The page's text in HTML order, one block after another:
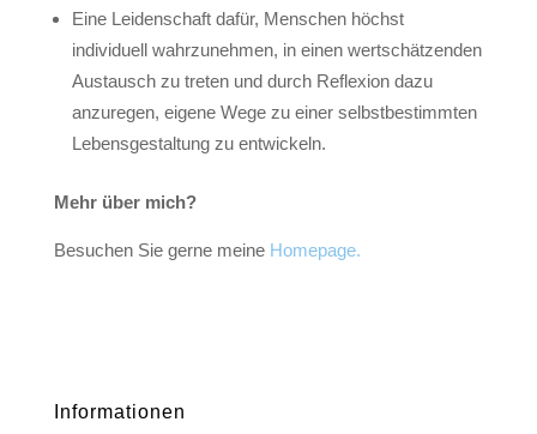
Eine Leidenschaft dafür, Menschen höchst
individuell wahrzunehmen, in einen wertschätzenden
Austausch zu treten und durch Reflexion dazu
anzuregen, eigene Wege zu einer selbstbestimmten
Lebensgestaltung zu entwickeln.
Mehr über mich?
Besuchen Sie gerne meine Homepage.
Informationen